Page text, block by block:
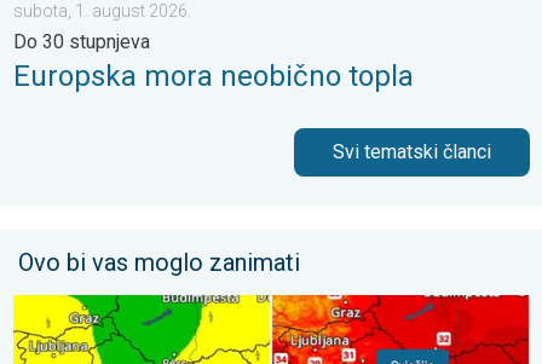
subota, 1. august 2026.
Do 30 stupnjeva
Europska mora neobično topla
Svi tematski članci
Ovo bi vas moglo zanimati
Svježije, ne i svuda. Lokalni pljuskovi. Ponovno toplije. . .